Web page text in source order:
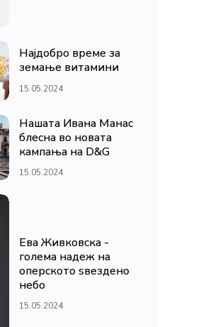
Најдобро време за
земање витамини
15.05.2024
Нашата Ивана Манас
блесна во новата
кампања на D&G
15.05.2024
Ева Живковска -
голема надеж на
оперското ѕвездено
небо
15.05.2024